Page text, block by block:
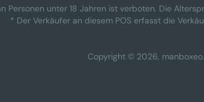
Personen unter 18 Jahren ist verboten. Die
* Der Verkäufer an diesem POS erfasst die
Copyright © 2026,